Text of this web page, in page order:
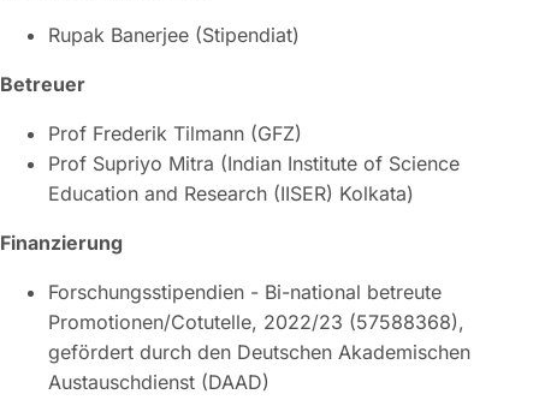
Rupak Banerjee (Stipendiat)
Betreuer
Prof Frederik Tilmann (GFZ)
Prof Supriyo Mitra (Indian Institute of Science
Education and Research (IISER) Kolkata)
Finanzierung
Forschungsstipendien - Bi-national betreute
Promotionen/Cotutelle, 2022/23 (57588368),
gefördert durch den Deutschen Akademischen
Austauschdienst (DAAD)